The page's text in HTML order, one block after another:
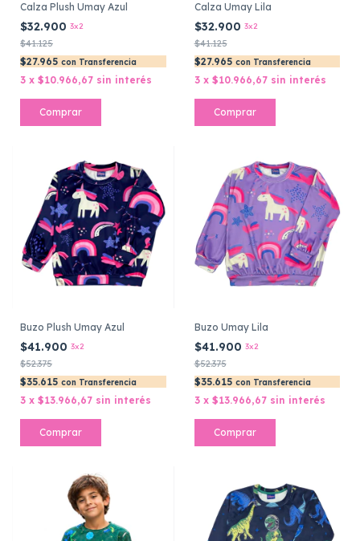
Calza Plush Umay Azul
$32.900 3x2
$41.125
$27.965 con Transferencia
3 x $10.966,67 sin interés
Comprar
Calza Umay Lila
$32.900 3x2
$41.125
$27.965 con Transferencia
3 x $10.966,67 sin interés
Comprar
Buzo Plush Umay Azul
$41.900 3x2
$52.375
$35.615 con Transferencia
3 x $13.966,67 sin interés
Comprar
Buzo Umay Lila
$41.900 3x2
$52.375
$35.615 con Transferencia
3 x $13.966,67 sin interés
Comprar